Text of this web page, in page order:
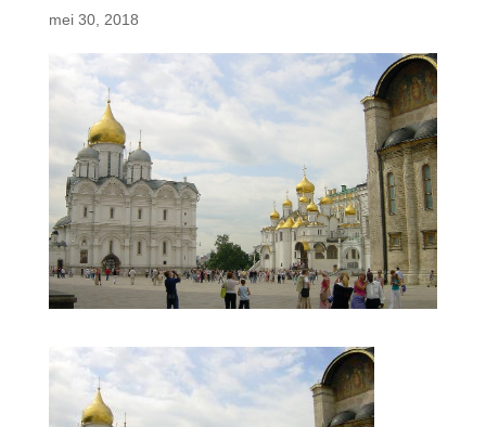
mei 30, 2018